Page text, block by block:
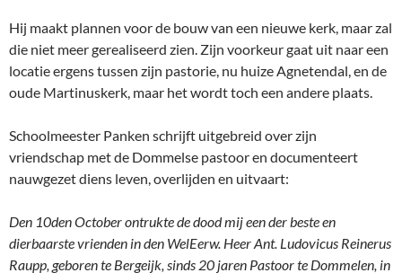
Hij maakt plannen voor de bouw van een nieuwe kerk, maar zal
die niet meer gerealiseerd zien. Zijn voorkeur gaat uit naar een
locatie ergens tussen zijn pastorie, nu huize Agnetendal, en de
oude Martinuskerk, maar het wordt toch een andere plaats.
Schoolmeester Panken schrijft uitgebreid over zijn
vriendschap met de Dommelse pastoor en documenteert
nauwgezet diens leven, overlijden en uitvaart:
Den 10den October ontrukte de dood mij een der beste en
dierbaarste vrienden in den WelEerw. Heer Ant. Ludovicus Reinerus
Raupp, geboren te Bergeijk, sinds 20 jaren Pastoor te Dommelen, in